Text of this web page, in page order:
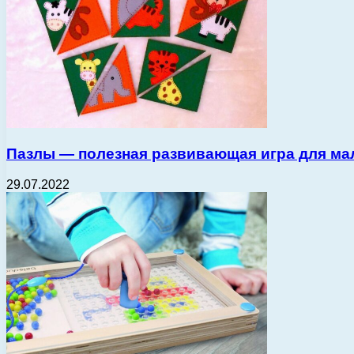
Пазлы — полезная развивающая игра для
29.07.2022